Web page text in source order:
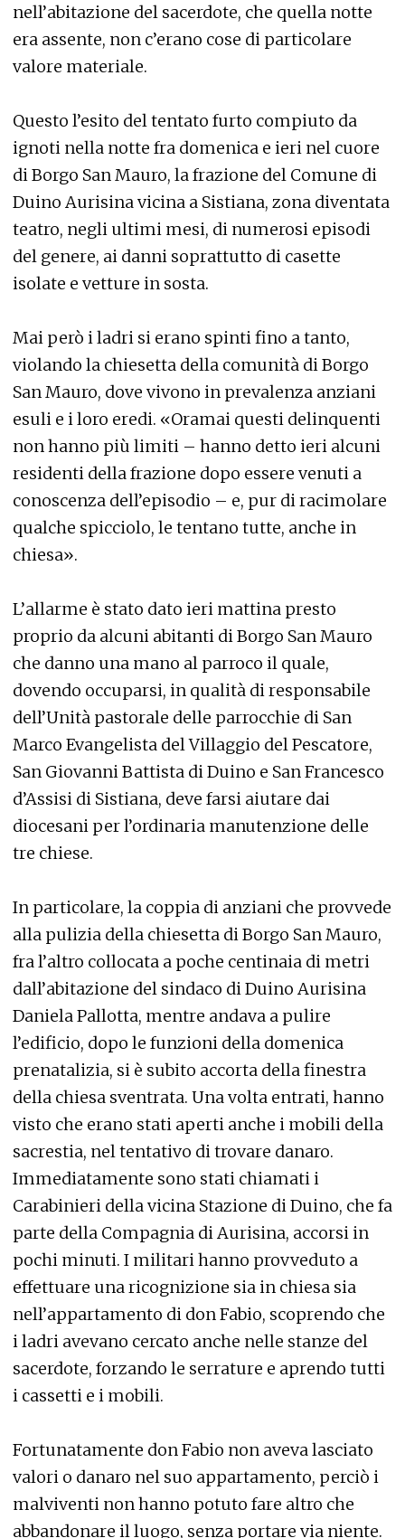
nell’abitazione del sacerdote, che quella notte
era assente, non c’erano cose di particolare
valore materiale.
Questo l’esito del tentato furto compiuto da
ignoti nella notte fra domenica e ieri nel cuore
di Borgo San Mauro, la frazione del Comune di
Duino Aurisina vicina a Sistiana, zona diventata
teatro, negli ultimi mesi, di numerosi episodi
del genere, ai danni soprattutto di casette
isolate e vetture in sosta.
Mai però i ladri si erano spinti fino a tanto,
violando la chiesetta della comunità di Borgo
San Mauro, dove vivono in prevalenza anziani
esuli e i loro eredi. «Oramai questi delinquenti
non hanno più limiti – hanno detto ieri alcuni
residenti della frazione dopo essere venuti a
conoscenza dell’episodio – e, pur di racimolare
qualche spicciolo, le tentano tutte, anche in
chiesa».
L’allarme è stato dato ieri mattina presto
proprio da alcuni abitanti di Borgo San Mauro
che danno una mano al parroco il quale,
dovendo occuparsi, in qualità di responsabile
dell’Unità pastorale delle parrocchie di San
Marco Evangelista del Villaggio del Pescatore,
San Giovanni Battista di Duino e San Francesco
d’Assisi di Sistiana, deve farsi aiutare dai
diocesani per l’ordinaria manutenzione delle
tre chiese.
In particolare, la coppia di anziani che provvede
alla pulizia della chiesetta di Borgo San Mauro,
fra l’altro collocata a poche centinaia di metri
dall’abitazione del sindaco di Duino Aurisina
Daniela Pallotta, mentre andava a pulire
l’edificio, dopo le funzioni della domenica
prenatalizia, si è subito accorta della finestra
della chiesa sventrata. Una volta entrati, hanno
visto che erano stati aperti anche i mobili della
sacrestia, nel tentativo di trovare danaro.
Immediatamente sono stati chiamati i
Carabinieri della vicina Stazione di Duino, che fa
parte della Compagnia di Aurisina, accorsi in
pochi minuti. I militari hanno provveduto a
effettuare una ricognizione sia in chiesa sia
nell’appartamento di don Fabio, scoprendo che
i ladri avevano cercato anche nelle stanze del
sacerdote, forzando le serrature e aprendo tutti
i cassetti e i mobili.
Fortunatamente don Fabio non aveva lasciato
valori o danaro nel suo appartamento, perciò i
malviventi non hanno potuto fare altro che
abbandonare il luogo, senza portare via niente.